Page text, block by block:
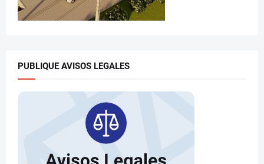
PUBLIQUE AVISOS LEGALES